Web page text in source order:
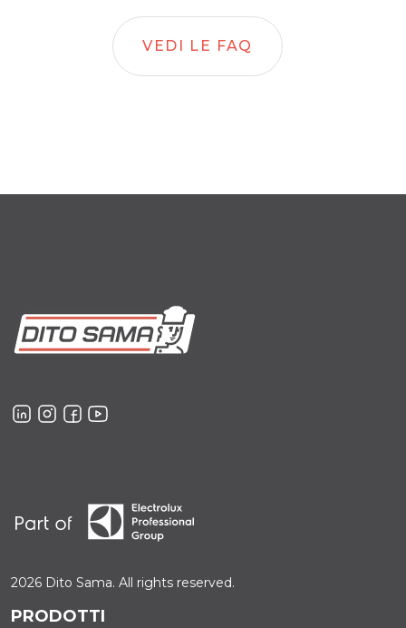
VEDI LE FAQ
2026 Dito Sama. All rights reserved.
PRODOTTI